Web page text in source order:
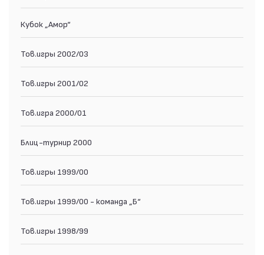
Кубок „Амор“
Тов.игры 2002/03
Тов.игры 2001/02
Тов.игра 2000/01
Блиц-турнир 2000
Тов.игры 1999/00
Тов.игры 1999/00 - команда „Б“
Тов.игры 1998/99